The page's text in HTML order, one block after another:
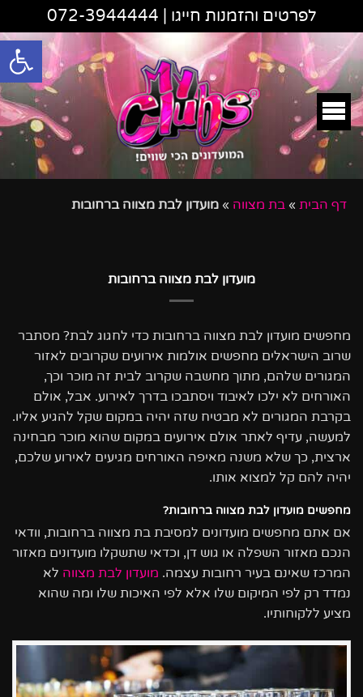
פתח
לפרטים והזמנות חייגו | 072-3944444
דף הבית » בת מצווה » מועדון לבת מצווה ברחובות
מועדון לבת מצווה ברחובות
מחפשים מועדון לבת מצווה ברחובות כדי לחגוג לבת? מסתבר
שרוב הישראלים מחפשים אולמות אירועים שקרובים לאזור
המגורים שלהם, מתוך מחשבה שקרוב לבית זה מוכר וכך,
האורחים לא ילכו לאיבוד ויסתבכו בדרך לאירוע. אבל, אולם
בקרבת המגורים לא מבטיח שזה יהיה במקום שקל להגיע אליו.
למעשה, עדיף לאתר אולם אירועים במקום שהוא מוכר מבחינה
ארצית, כך שלא משנה מאיפה האורחים מגיעים לאירוע שלכם,
יהיה להם קל למצוא אותו.
מחפשים מועדון לבת מצווה ברחובות?
אם אתם מחפשים מועדונים למסיבת בת מצווה ברחובות, וודאי
הנכם מאזור השפלה או גוש דן, וכדאי שתשקלו מועדונים מאזור
המרכז שאינם בעיר רחובות עצמה. מועדון לבת מצווה לא
נמדד רק לפי המיקום שלו אלא לפי האיכות שלו ומה שהוא
מציע ללקוחותיו.